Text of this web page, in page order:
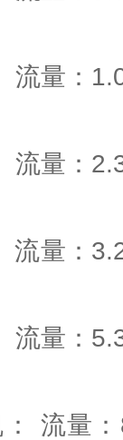
流量：
流量：
流量
流量：
： 流量